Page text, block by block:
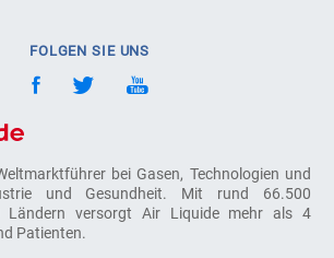
bei Gasen, Technologien und
und Gesundheit. Mit rund 66.500
Ländern versorgt Air Liquide mehr als 4
Patienten.
FOLGEN SIE UNS